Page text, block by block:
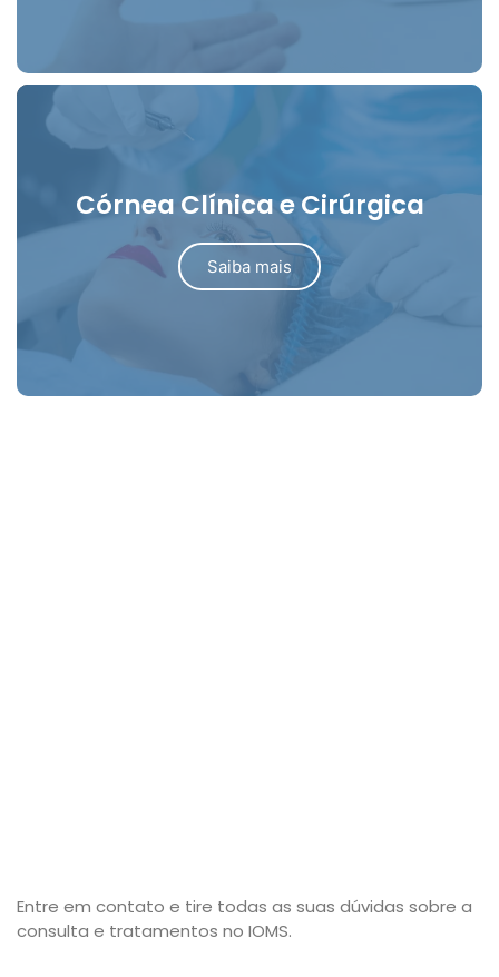
Córnea Clínica e Cirúrgica
Saiba mais
Entre em contato e tire todas as suas dúvidas sobre a
consulta e tratamentos no IOMS.